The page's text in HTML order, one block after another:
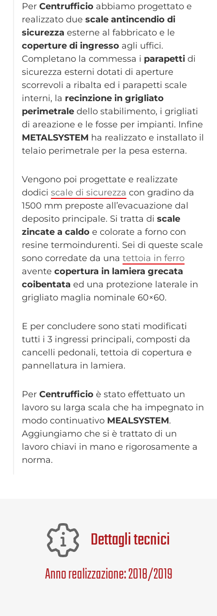
Per Centrufficio abbiamo progettato e
realizzato due scale antincendio di
sicurezza esterne al fabbricato e le
coperture di ingresso agli uffici.
Completano la commessa i parapetti di
sicurezza esterni dotati di aperture
scorrevoli a ribalta ed i parapetti scale
interni, la recinzione in grigliato
perimetrale dello stabilimento, i grigliati
di areazione e le fosse per impianti. Infine
METALSYSTEM ha realizzato e installato il
telaio perimetrale per la pesa esterna.
Vengono poi progettate e realizzate
dodici scale di sicurezza con gradino da
1500 mm preposte all’evacuazione dal
deposito principale. Si tratta di scale
zincate a caldo e colorate a forno con
resine termoindurenti. Sei di queste scale
sono corredate da una tettoia in ferro
avente copertura in lamiera grecata
coibentata ed una protezione laterale in
grigliato maglia nominale 60×60.
E per concludere sono stati modificati
tutti i 3 ingressi principali, composti da
cancelli pedonali, tettoia di copertura e
pannellatura in lamiera.
Per Centrufficio è stato effettuato un
lavoro su larga scala che ha impegnato in
modo continuativo MEALSYSTEM.
Aggiungiamo che si è trattato di un
lavoro chiavi in mano e rigorosamente a
norma.
Dettagli tecnici
Anno realizzazione: 2018/2019